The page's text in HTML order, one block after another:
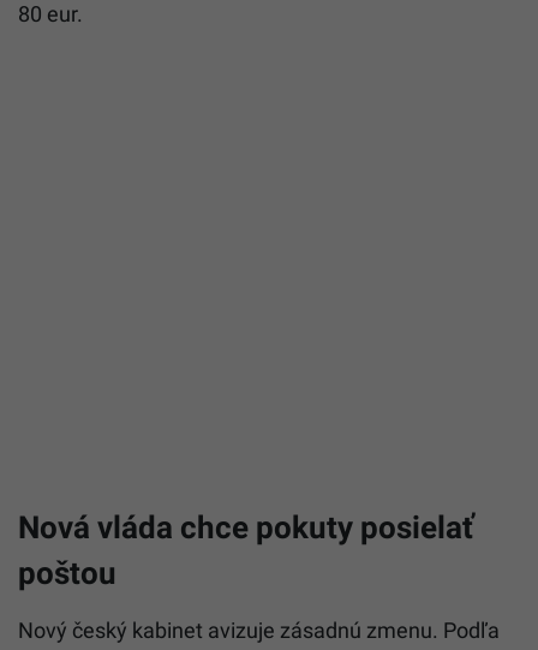
80 eur.
Nová vláda chce pokuty posielať
poštou
Nový český kabinet avizuje zásadnú zmenu. Podľa